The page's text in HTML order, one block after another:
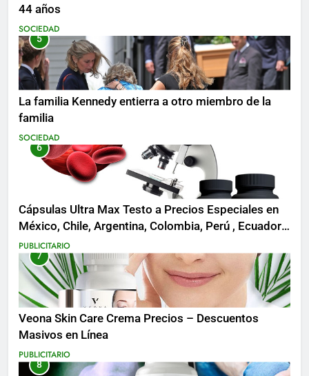
44 años
SOCIEDAD
5
La familia Kennedy entierra a otro miembro de la
familia
SOCIEDAD
6
Cápsulas Ultra Max Testo a Precios Especiales en
México, Chile, Argentina, Colombia, Perú , Ecuador,
Costa Rica y Más
PUBLICITARIO
7
Veona Skin Care Crema Precios – Descuentos
Masivos en Línea
PUBLICITARIO
8